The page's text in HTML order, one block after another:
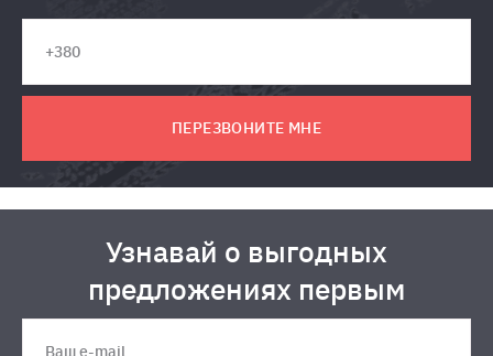
ПЕРЕЗВОНИТЕ МНЕ
Узнавай о выгодных
предложениях первым